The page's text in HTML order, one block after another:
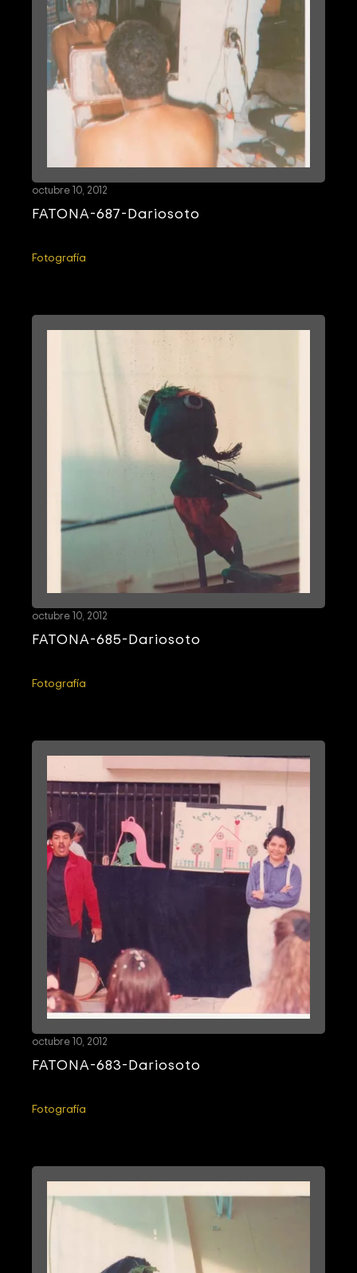
FATONA-687-Dariosoto
octubre 10, 2012
Fotografía
FATONA-685-Dariosoto
octubre 10, 2012
Fotografía
FATONA-683-Dariosoto
octubre 10, 2012
Fotografía